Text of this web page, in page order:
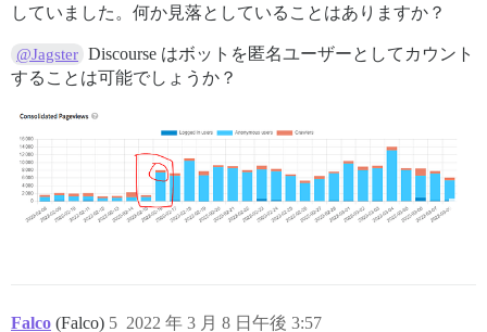
していました。何か見落としていることはありますか？
@Jagster Discourse はボットを匿名ユーザーとしてカウント
することは可能でしょうか？
Falco (Falco) 2022 年 3 月 8 日午後 3:57
5